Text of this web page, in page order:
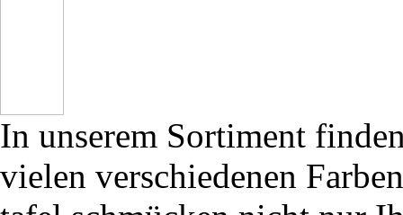
In unserem Sortiment
vielen verschiedenen